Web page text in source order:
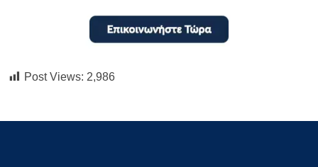
Post Views: 2,986